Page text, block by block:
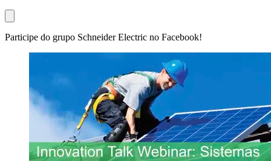
Participe do grupo Schneider Electric no Facebook!